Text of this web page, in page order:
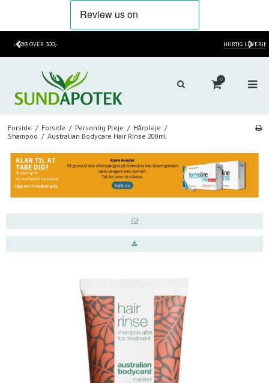
0
Forside / Forside / Personlig Pleje / Hårpleje /
Shampoo / Australian Bodycare Hair Rinse 200ml